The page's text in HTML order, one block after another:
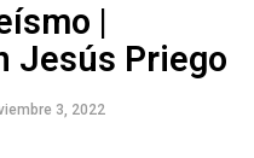
|
Jesús Priego
3, 2022